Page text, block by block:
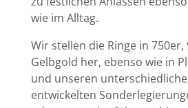
wie im Alltag.
Wir stellen die Ringe in
Gelbgold her, ebenso wie in
und unseren
entwickelten